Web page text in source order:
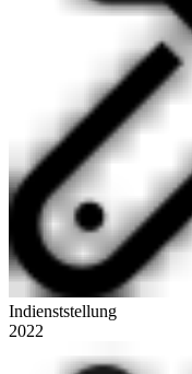
Indienststellung
2022